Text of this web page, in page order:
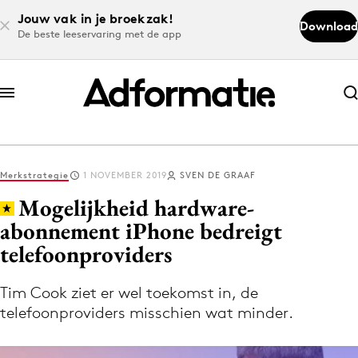
Jouw vak in je broekzak!
De beste leeservaring met de app
Download
Abonneer nu
Abonneer nu
Log in
Download de app
Volg het laatste nieuws via de Adformatie
Nieuws app
Merkstrategie 1 NOVEMBER 2019 SVEN DE GRAAF
Mogelijkheid hardware-
abonnement iPhone bedreigt
telefoonproviders
Tim Cook ziet er wel toekomst in, de
telefoonproviders misschien wat minder.